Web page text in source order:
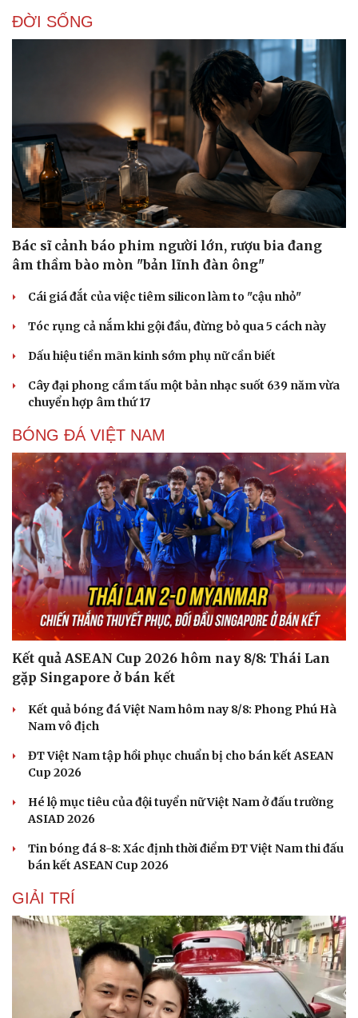
Sức khỏe
Dinh dưỡng - món ngon
Cây thuốc
Sản phụ khoa
Nhi khoa
Nam khoa
Làm đẹp - giảm cân
Phòng mạch online
Ăn sạch sống khỏe
Đời sống
Nhà đẹp
Blog
Tình yêu - Gia đình
ĐỜI SỐNG
Bác sĩ cảnh báo phim người lớn, rượu bia đang
âm thầm bào mòn "bản lĩnh đàn ông"
Cái giá đắt của việc tiêm silicon làm to "cậu nhỏ"
Tóc rụng cả nắm khi gội đầu, đừng bỏ qua 5 cách này
Dấu hiệu tiền mãn kinh sớm phụ nữ cần biết
Cây đại phong cầm tấu một bản nhạc suốt 639 năm vừa
chuyển hợp âm thứ 17
BÓNG ĐÁ VIỆT NAM
Kết quả ASEAN Cup 2026 hôm nay 8/8: Thái Lan
gặp Singapore ở bán kết
Kết quả bóng đá Việt Nam hôm nay 8/8: Phong Phú Hà
Nam vô địch
ĐT Việt Nam tập hồi phục chuẩn bị cho bán kết ASEAN
Cup 2026
Hé lộ mục tiêu của đội tuyển nữ Việt Nam ở đấu trường
ASIAD 2026
Tin bóng đá 8-8: Xác định thời điểm ĐT Việt Nam thi đấu
bán kết ASEAN Cup 2026
GIẢI TRÍ